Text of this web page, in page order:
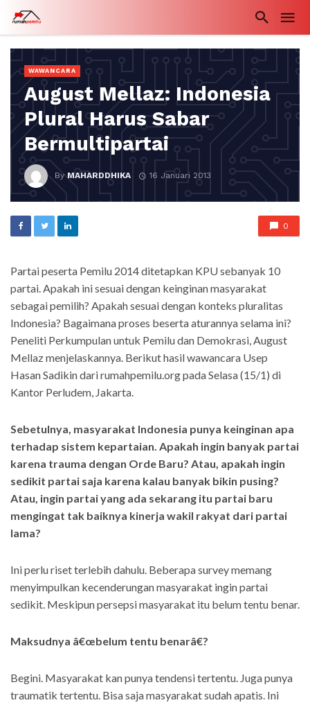
WAWANCARA
August Mellaz: Indonesia
Plural Harus Sabar
Bermultipartai
ByMAHARDDHIKA 16 Januari 2013
0
Partai peserta Pemilu 2014 ditetapkan KPU sebanyak 10
partai. Apakah ini sesuai dengan keinginan masyarakat
sebagai pemilih? Apakah sesuai dengan konteks pluralitas
Indonesia? Bagaimana proses beserta aturannya selama ini?
Peneliti Perkumpulan untuk Pemilu dan Demokrasi, August
Mellaz menjelaskannya. Berikut hasil wawancara Usep
Hasan Sadikin dari rumahpemilu.org pada Selasa (15/1) di
Kantor Perludem, Jakarta.
Sebetulnya, masyarakat Indonesia punya keinginan apa
terhadap sistem kepartaian. Apakah ingin banyak partai
karena trauma dengan Orde Baru? Atau, apakah ingin
sedikit partai saja karena kalau banyak bikin pusing?
Atau, ingin partai yang ada sekarang itu partai baru
mengingat tak baiknya kinerja wakil rakyat dari partai
lama?
Ini perlu riset terlebih dahulu. Beberapa survey memang
menyimpulkan kecenderungan masyarakat ingin partai
sedikit. Meskipun persepsi masyarakat itu belum tentu benar.
Maksudnya â€œbelum tentu benarâ€?
Begini. Masyarakat kan punya tendensi tertentu. Juga punya
traumatik tertentu. Bisa saja masyarakat sudah apatis. Ini